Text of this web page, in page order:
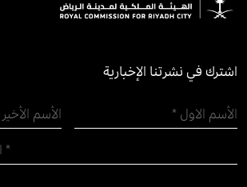
اشترك في نشرتنا الإخبارية